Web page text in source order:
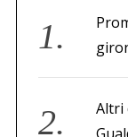
Altri